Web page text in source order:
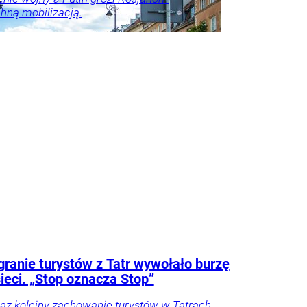
mobilizacją.
turystów z Tatr wywołało burzę
„Stop oznacza Stop”